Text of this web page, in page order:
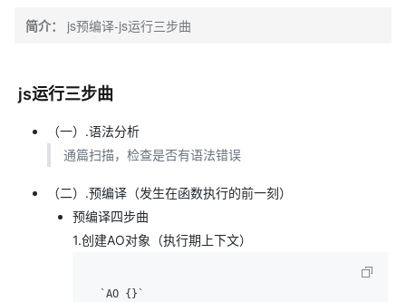
简介： js预编译-js运行三步曲
js运行三步曲
（一）.语法分析
通篇扫描，检查是否有语法错误
（二）.预编译（发生在函数执行的前一刻）
预编译四步曲
1.创建AO对象（执行期上下文）